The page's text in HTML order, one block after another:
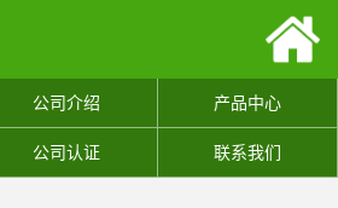
公司介绍 产品中心
公司认证 联系我们